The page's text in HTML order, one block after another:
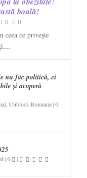
boală!
ceea ce privește
nu fac politică, ci
și acoperă
,Unblock Romania|0
|0 |